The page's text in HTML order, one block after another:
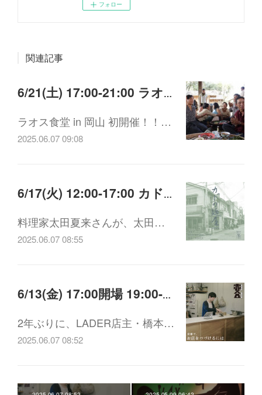
フォロー
関連記事
6/21(土) 17:00-21:00 ラオス食堂 in 岡山 初開催！！(全国巡業30県目)
ラオス食堂 in 岡山 初開催！！…
2025.06.07 09:08
6/17(火) 12:00-17:00 カドの麺屋 店主：太田夏来(料理家)
料理家太田夏来さんが、太田…
2025.06.07 08:55
6/13(金) 17:00開場 19:00-21:00 ウチらの寄り合い vol.3 ゲスト：橋本司さん(LADER店主)
2年ぶりに、LADER店主・橋本…
2025.06.07 08:52